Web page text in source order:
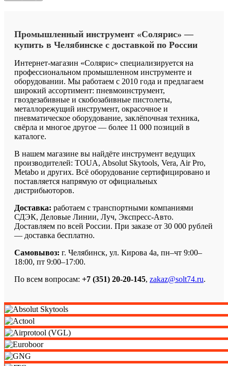
Промышленный инструмент «Солярис» —
купить в Челябинске с доставкой по России
Интернет-магазин «Солярис» специализируется на
профессиональном промышленном инструменте и
оборудовании. Мы работаем с 2010 года и предлагаем
широкий ассортимент: пневмоинструмент,
гвоздезабивные и скобозабивные пистолеты,
металлорежущий инструмент, окрасочное и
пневматическое оборудование, заклёпочная техника,
свёрла и многое другое — более 11 000 позиций в
каталоге.
В нашем магазине вы найдёте инструмент ведущих
производителей: TOUA, Absolut Skytools, Vera, Air Pro,
Metabo и других. Всё оборудование сертифицировано и
поставляется напрямую от официальных
дистрибьюторов.
Доставка: работаем с транспортными компаниями
СДЭК, Деловые Линии, Луч, Экспресс-Авто.
Доставляем по всей России. При заказе от 30 000 рублей
— доставка бесплатно.
Самовывоз: г. Челябинск, ул. Кирова 4а, пн–чт 9:00–
18:00, пт 9:00–17:00.
По всем вопросам: +7 (351) 20-20-145, zakaz@solt74.ru.